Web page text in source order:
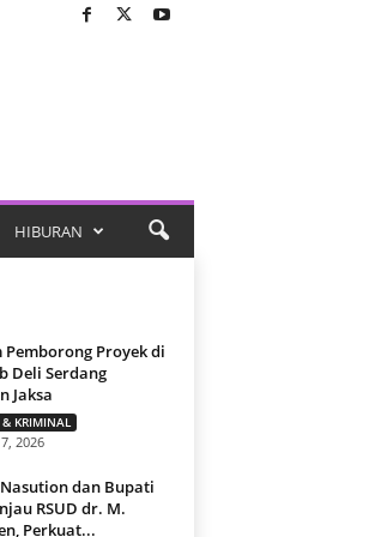
HIBURAN
Pemborong Proyek di
Deli Serdang
Jaksa
KRIMINAL
2026
dan Bupati
RSUD dr. M.
Perkuat...